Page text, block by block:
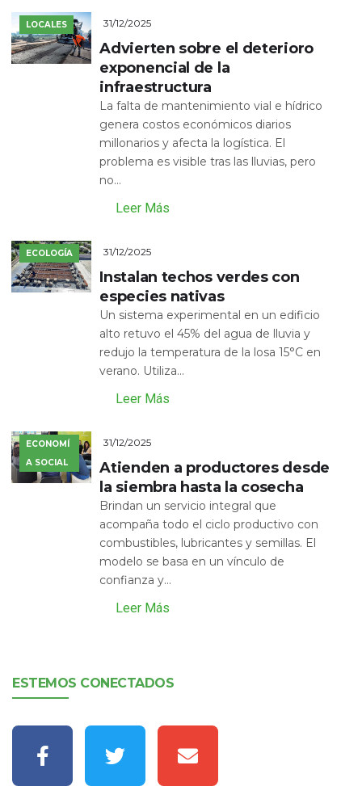
LOCALES 31/12/2025
Advierten sobre el deterioro
exponencial de la
infraestructura
La falta de mantenimiento vial e hídrico
genera costos económicos diarios
millonarios y afecta la logística. El
problema es visible tras las lluvias, pero
no...
Leer Más
ECOLOGÍA 31/12/2025
Instalan techos verdes con
especies nativas
Un sistema experimental en un edificio
alto retuvo el 45% del agua de lluvia y
redujo la temperatura de la losa 15°C en
verano. Utiliza...
Leer Más
ECONOMÍ
A SOCIAL
31/12/2025
Atienden a productores desde
la siembra hasta la cosecha
Brindan un servicio integral que
acompaña todo el ciclo productivo con
combustibles, lubricantes y semillas. El
modelo se basa en un vínculo de
confianza y...
Leer Más
ESTEMOS CONECTADOS